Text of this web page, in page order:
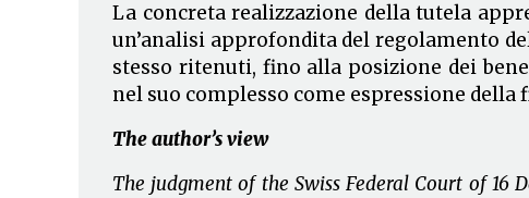
La concreta realizzazione della tutela
un’analisi approfondita del regolamento
stesso ritenuti, fino alla posizione dei
nel suo complesso come espressione
The author’s view
The judgment of the Swiss Federal Court of